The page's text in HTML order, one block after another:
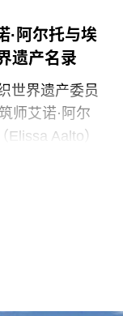
·阿尔托与埃
遗产名录
世界遗产委员
师艾诺·阿尔
Aalto）
托作品”
及文化建筑。